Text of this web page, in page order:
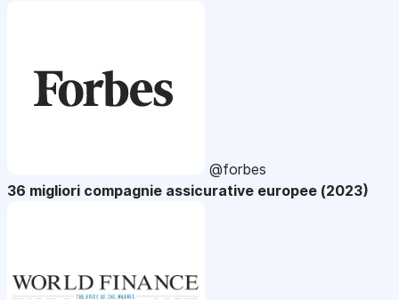
@forbes
36 migliori compagnie assicurative europee (2023)